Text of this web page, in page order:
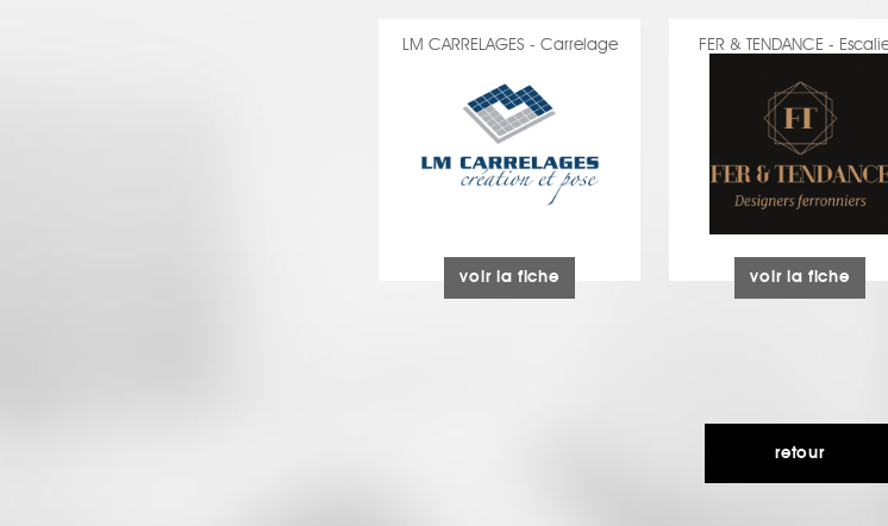
LM CARRELAGES - Carrelage
voir la fiche
FER & TENDANCE -
voir la fiche
retour